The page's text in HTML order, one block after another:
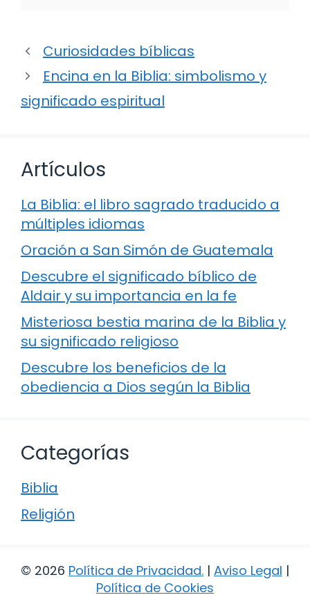
Curiosidades bíblicas
Encina en la Biblia: simbolismo y
significado espiritual
Artículos
La Biblia: el libro sagrado traducido a
múltiples idiomas
Oración a San Simón de Guatemala
Descubre el significado bíblico de
Aldair y su importancia en la fe
Misteriosa bestia marina de la Biblia y
su significado religioso
Descubre los beneficios de la
obediencia a Dios según la Biblia
Categorías
Biblia
Religión
© 2026 Política de Privacidad. | Aviso Legal |
Política de Cookies